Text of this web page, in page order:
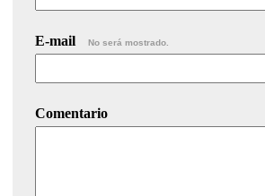
E-mail No será mostrado.
Comentario